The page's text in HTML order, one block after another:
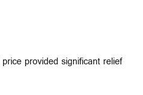
provided significant relief